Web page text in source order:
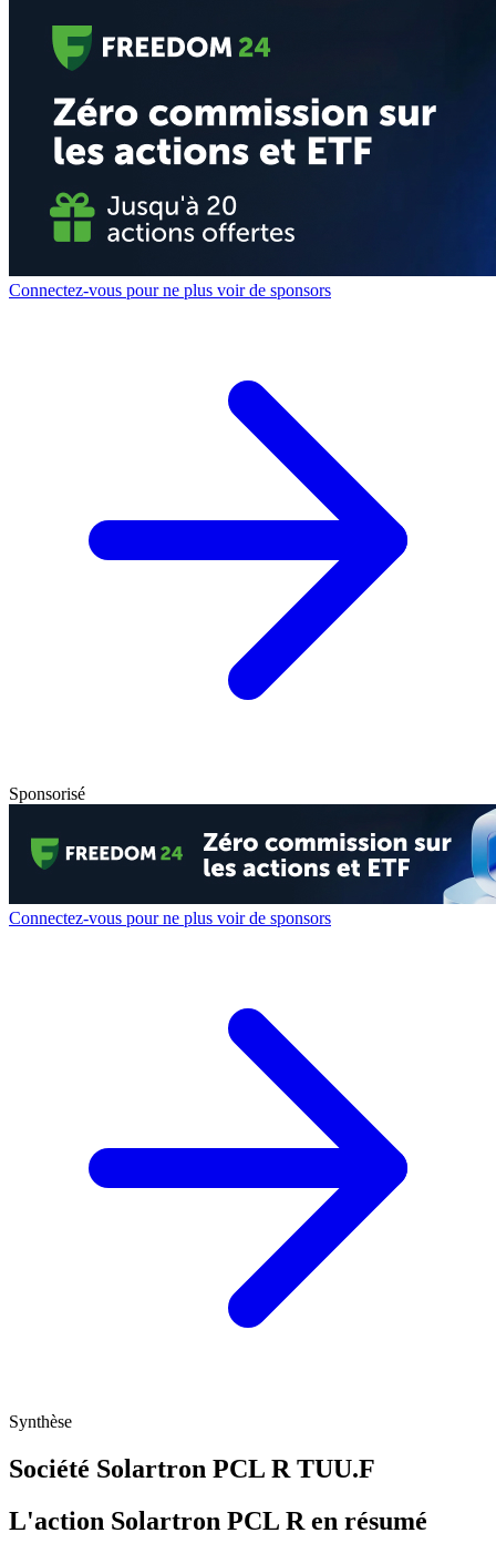
Connectez-vous pour ne plus voir de sponsors
Sponsorisé
Connectez-vous pour ne plus voir de sponsors
Synthèse
Société Solartron PCL R TUU.F
L'action Solartron PCL R en résumé